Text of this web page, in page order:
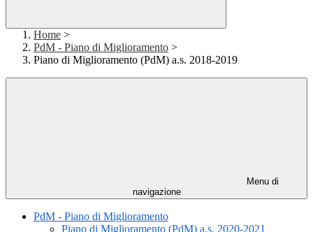
Home >
PdM - Piano di Miglioramento >
Piano di Miglioramento (PdM) a.s. 2018-2019
Menu di
navigazione
PdM - Piano di Miglioramento
Piano di Miglioramento (PdM) a.s. 2020-2021